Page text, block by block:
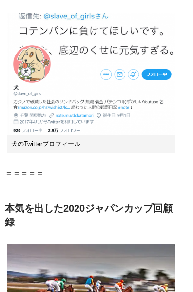
犬のTwitterプロフィール
＝＝＝＝＝
本気を出した2020ジャパンカップ回顧
録